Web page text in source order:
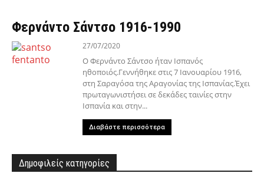
Φερνάντο Σάντσο 1916-1990
27/07/2020
Ο Φερνάντο Σάντσο ήταν Ισπανός
ηθοποιός.Γεννήθηκε στις 7 Ιανουαρίου 1916,
στη Σαραγόσα της Αραγονίας της Ισπανίας.Έχει
πρωταγωνιστήσει σε δεκάδες ταινίες στην
Ισπανία και στην...
Διαβάστε περισσότερα
Δημοφιλείς κατηγορίες